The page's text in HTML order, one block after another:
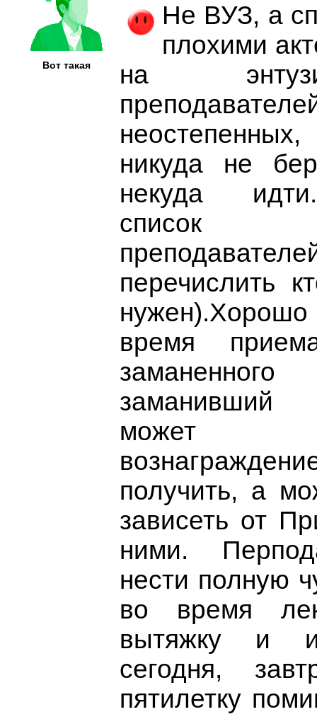
Вот такая
Не ВУЗ, а
плохими
на
никуда не
некуда
список
перечислить
время
заманивший
может
получить, а
зависеть от
ними.
нести полную
во время
вытяжку и
сегодня,
пятилетку